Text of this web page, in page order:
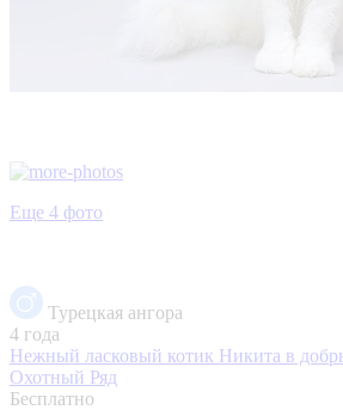
Еще 4 фото
Турецкая ангора
4 года
Нежный ласковый котик Никита в
Охотный Ряд
Бесплатно